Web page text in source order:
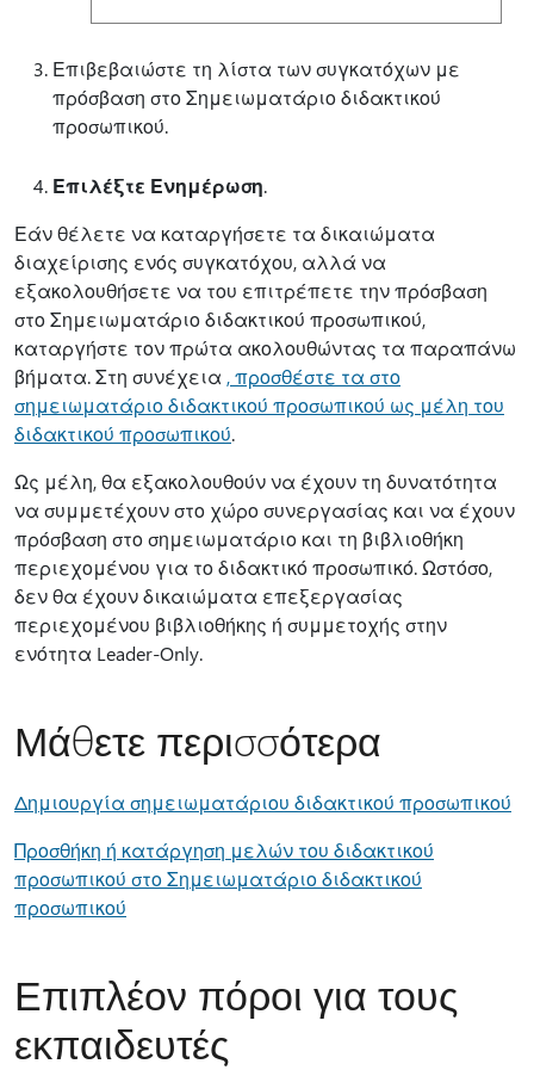
Επιβεβαιώστε τη λίστα των συγκατόχων με
πρόσβαση στο Σημειωματάριο διδακτικού
προσωπικού.
Επιλέξτε Ενημέρωση.
Εάν θέλετε να καταργήσετε τα δικαιώματα
διαχείρισης ενός συγκατόχου, αλλά να
εξακολουθήσετε να του επιτρέπετε την πρόσβαση
στο Σημειωματάριο διδακτικού προσωπικού,
καταργήστε τον πρώτα ακολουθώντας τα παραπάνω
βήματα. Στη συνέχεια , προσθέστε τα στο
σημειωματάριο διδακτικού προσωπικού ως μέλη του
διδακτικού προσωπικού.
Ως μέλη, θα εξακολουθούν να έχουν τη δυνατότητα
να συμμετέχουν στο χώρο συνεργασίας και να έχουν
πρόσβαση στο σημειωματάριο και τη βιβλιοθήκη
περιεχομένου για το διδακτικό προσωπικό. Ωστόσο,
δεν θα έχουν δικαιώματα επεξεργασίας
περιεχομένου βιβλιοθήκης ή συμμετοχής στην
ενότητα Leader-Only.
Μάθετε περισσότερα
Δημιουργία σημειωματάριου διδακτικού προσωπικού
Προσθήκη ή κατάργηση μελών του διδακτικού
προσωπικού στο Σημειωματάριο διδακτικού
προσωπικού
Επιπλέον πόροι για τους
εκπαιδευτές